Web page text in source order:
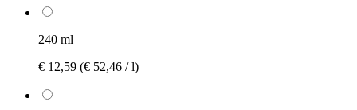
240 ml
€ 12,59 (€ 52,46 / l)